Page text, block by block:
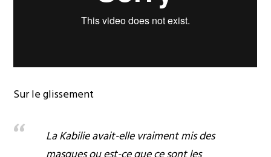
Sur le glissement
La Kabilie avait-elle vraiment mis des